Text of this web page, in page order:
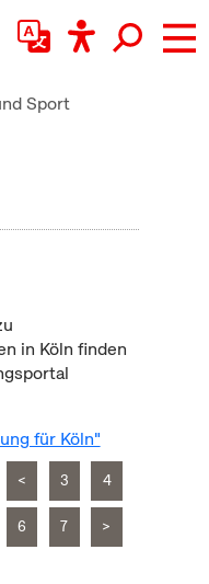
Sport
in Köln finden
für Köln"
< 3 4
6 7 >